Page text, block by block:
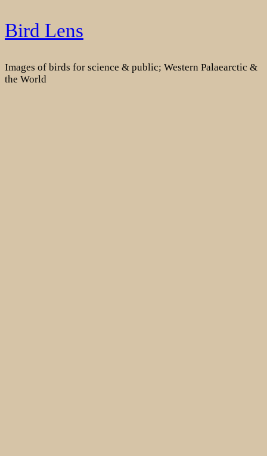
Skip
to
Bird Lens
Images of birds for science & public; Western Palaearctic &
the World